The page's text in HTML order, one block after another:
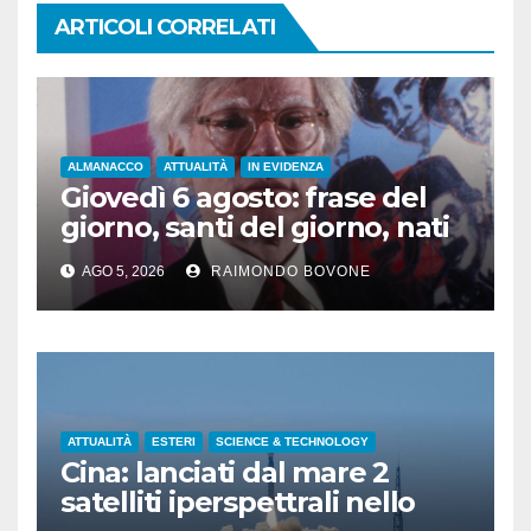
ARTICOLI CORRELATI
ALMANACCO ATTUALITÀ IN EVIDENZA
Giovedì 6 agosto: frase del
giorno, santi del giorno, nati
famosi, accadde oggi
AGO 5, 2026 RAIMONDO BOVONE
ATTUALITÀ ESTERI SCIENCE & TECHNOLOGY
Cina: lanciati dal mare 2
satelliti iperspettrali nello